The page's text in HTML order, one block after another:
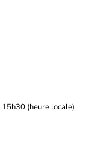
15h30 (heure locale)